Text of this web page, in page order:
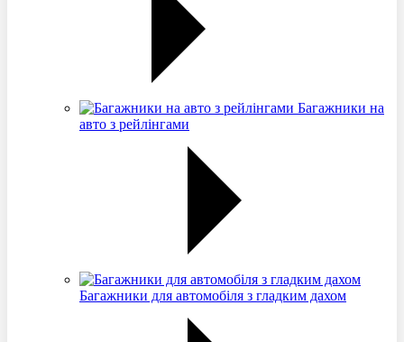
Багажники на
авто з рейлінгами
Багажники для автомобіля з гладким дахом